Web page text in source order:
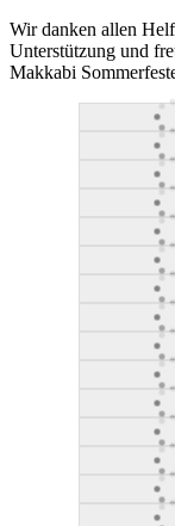
Wir danken allen
Unterstützung und
Makkabi